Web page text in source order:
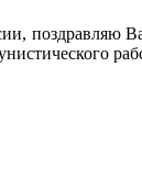
поздравляю